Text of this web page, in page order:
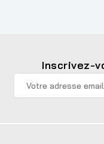
Inscrivez-